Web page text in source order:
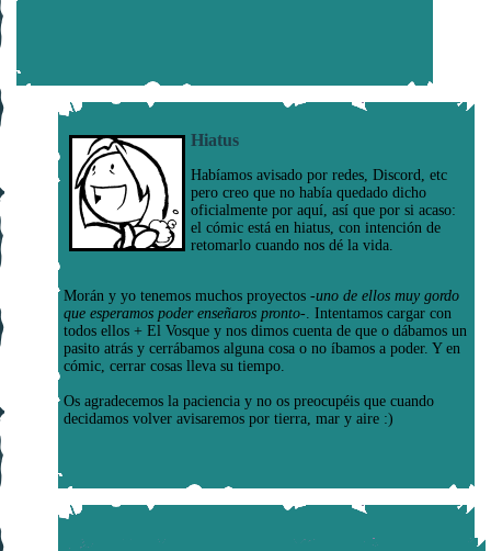
Hiatus
Habíamos avisado por redes, Discord, etc
pero creo que no había quedado dicho
oficialmente por aquí, así que por si acaso:
el cómic está en hiatus, con intención de
retomarlo cuando nos dé la vida.
Morán y yo tenemos muchos proyectos -uno de ellos muy gordo
que esperamos poder enseñaros pronto- . Intentamos cargar con
todos ellos + El Vosque y nos dimos cuenta de que o dábamos un
pasito atrás y cerrábamos alguna cosa o no íbamos a poder. Y en
cómic, cerrar cosas lleva su tiempo.
Os agradecemos la paciencia y no os preocupéis que cuando
decidamos volver avisaremos por tierra, mar y aire :)